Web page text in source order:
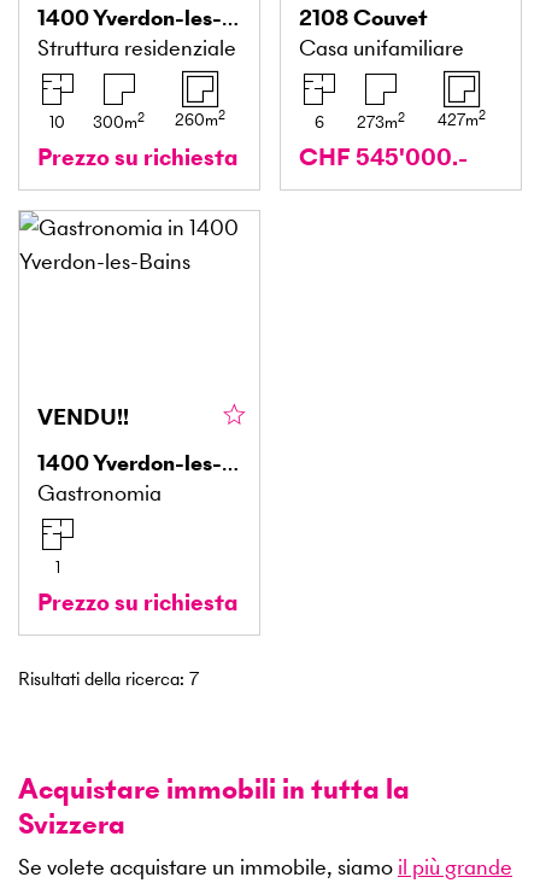
1400Yverdon-les-Bains
Struttura residenziale
10 300m2 260m2
Prezzo su richiesta
2108Couvet
Casa unifamiliare
6 273m2 427m2
CHF 545'000.-
VENDU!!
1400Yverdon-les-Bains
Gastronomia
1
Prezzo su richiesta
Risultati della ricerca: 7
Acquistare immobili in tutta la
Svizzera
Se volete acquistare un immobile, siamo il più grande